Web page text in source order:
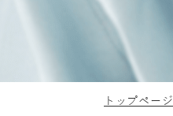
トップページ